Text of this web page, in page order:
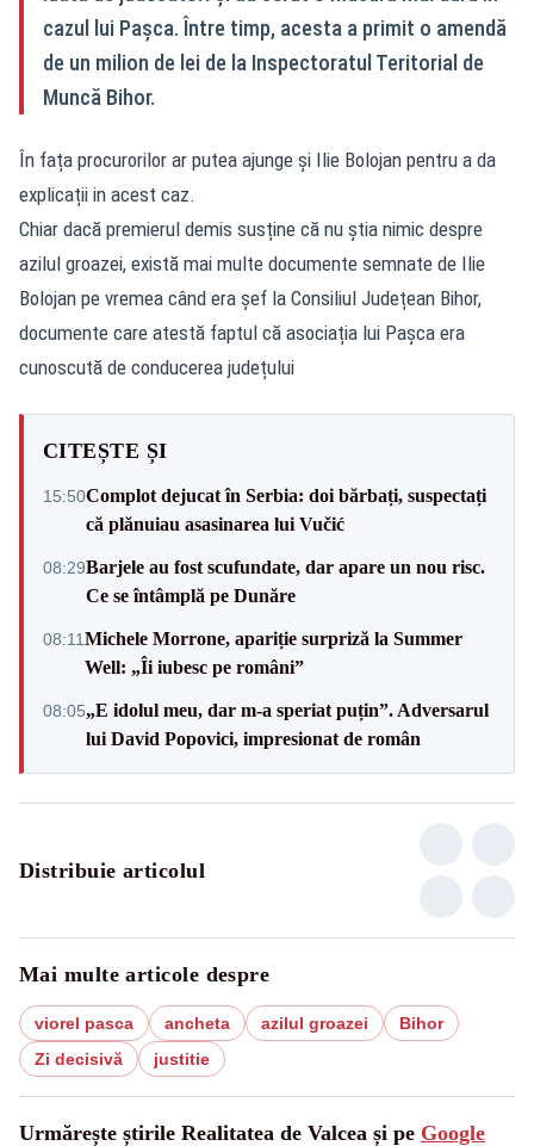
cazul lui Pașca. Între timp, acesta a primit o amendă
de un milion de lei de la Inspectoratul Teritorial de
Muncă Bihor.
În fața procurorilor ar putea ajunge și Ilie Bolojan pentru a da
explicații in acest caz.
Chiar dacă premierul demis susține că nu știa nimic despre
azilul groazei, există mai multe documente semnate de Ilie
Bolojan pe vremea când era șef la Consiliul Județean Bihor,
documente care atestă faptul că asociația lui Pașca era
cunoscută de conducerea județului
CITEȘTE ȘI
15:50Complot dejucat în Serbia: doi bărbați, suspectați
că plănuiau asasinarea lui Vučić
08:29Barjele au fost scufundate, dar apare un nou risc.
Ce se întâmplă pe Dunăre
08:11Michele Morrone, apariție surpriză la Summer
Well: „Îi iubesc pe români”
08:05„E idolul meu, dar m-a speriat puțin”. Adversarul
lui David Popovici, impresionat de român
Distribuie articolul
Mai multe articole despre
viorel pasca ancheta azilul groazei
Bihor
Zi decisivă
justitie
Urmărește știrile Realitatea de Valcea și pe Google